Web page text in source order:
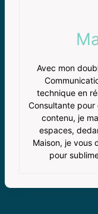
Avec mon
technique en
Consultante
contenu, je
espaces,
Maison, je vous
pour